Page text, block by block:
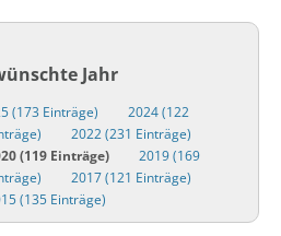
Jahr
(173 Einträge)
2024 (122
2022 (231 Einträge)
(119 Einträge)
2019 (169
2017 (121 Einträge)
(135 Einträge)